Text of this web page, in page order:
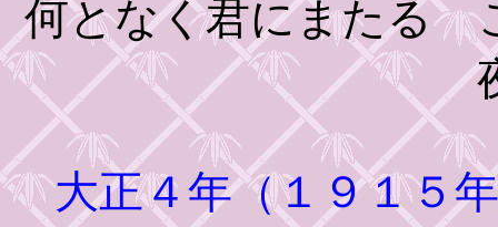
何となく君にまたるゝ
大正４年（１９１５年